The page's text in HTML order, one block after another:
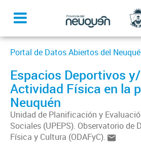
Portal de Datos Abiertos del
Espacios Deportivos
Actividad Física en la
Neuquén
Unidad de Planificación y
Sociales (UPEPS). Observatorio de
Física y Cultura (ODAFyC).